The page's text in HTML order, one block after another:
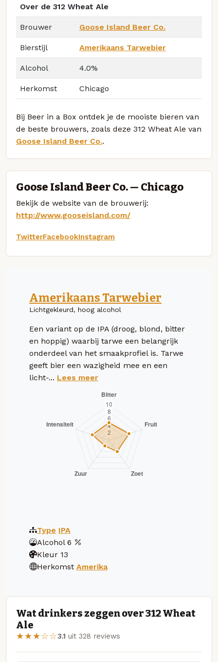
Over de 312 Wheat Ale
Brouwer Goose Island Beer Co.
Bierstijl Amerikaans Tarwebier
Alcohol 4.0%
Herkomst Chicago
Bij Beer in a Box ontdek je de mooiste bieren van
de beste brouwers, zoals deze 312 Wheat Ale van
Goose Island Beer Co..
Goose Island Beer Co. — Chicago
Bekijk de website van de brouwerij:
http://www.gooseisland.com/
TwitterFacebookInstagram
Amerikaans Tarwebier
Lichtgekleurd, hoog alcohol
Een variant op de IPA (droog, blond, bitter
en hoppig) waarbij tarwe een belangrijk
onderdeel van het smaakprofiel is. Tarwe
geeft bier een wazigheid mee en een
licht-... Lees meer
Type IPA
Alcohol 6
Kleur 13
Herkomst Amerika
Wat drinkers zeggen over 312 Wheat
Ale
★★★☆☆3.1 uit 328 reviews